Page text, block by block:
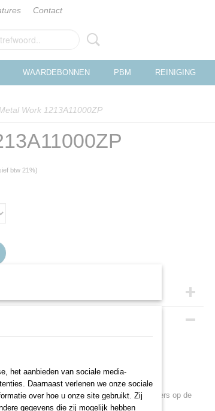
Contact
WAARDEBONNEN PBM REINIGING
Work 1213A11000ZP
btw 21%)
1213A11000ZP
dema.
welke aan 1 zijde is voorzien van
met doorlopende zuigerstang
FKM/FPM, low-temp en speciale afschrapers op de
het aanbieden van sociale media-
Daarnaast verlenen we onze sociale
over hoe u onze site gebruikt. Zij
gegevens die zij mogelijk hebben